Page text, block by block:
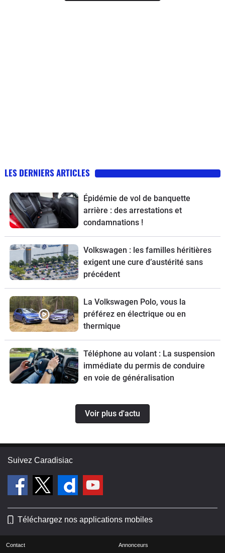
LES DERNIERS ARTICLES
Épidémie de vol de banquette
arrière : des arrestations et
condamnations !
Volkswagen : les familles héritières
exigent une cure d’austérité sans
précédent
La Volkswagen Polo, vous la
préférez en électrique ou en
thermique
Téléphone au volant : La suspension
immédiate du permis de conduire
en voie de généralisation
Voir plus d'actu
Suivez Caradisiac
Téléchargez nos applications mobiles
Contact Annonceurs